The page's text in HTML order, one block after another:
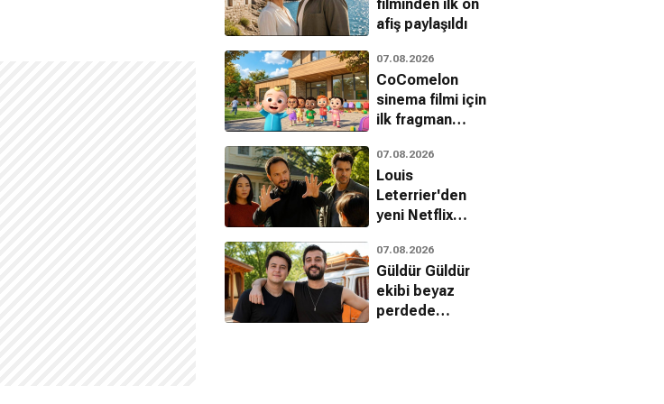
filminden ilk ön
afiş paylaşıldı
07.08.2026
CoComelon
sinema filmi için
ilk fragman
07.08.2026
Louis
Leterrier'den
yeni Netflix
House
07.08.2026
Güldür Güldür
ekibi beyaz
perdede